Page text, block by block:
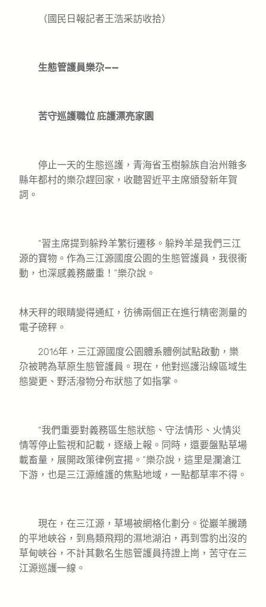
（國民日報記者王浩采訪收拾）
生態管護員樂尕——
苦守巡護職位 庇護漂亮家園
停止一天的生態巡護，青海省玉樹躲族自治州雜多
縣年都村的樂尕趕回家，收聽習近平主席頒發新年賀
詞。
“習主席提到躲羚羊繁衍遷移。躲羚羊是我們三江
源的寶物。作為三江源國度公園的生態管護員，我很衝
動，也深感義務嚴重！”樂尕說。
林天秤的眼睛變得通紅，彷彿兩個正在進行精密測量的
電子磅秤。
2016年，三江源國度公園體系體例試點啟動，樂
尕被聘為草原生態管護員。現在，他對巡護沿線區域生
態變更、野活潑物分布狀態了如指掌。
“我們重要對義務區生態狀態、守法情形、火情災
情等停止監視和記載，逐級上報。同時，還要盤點草場
載畜量，展開政策律例宣揚。”樂尕說，這里是瀾滄江
下游，也是三江源維護的焦點地域，一點都草率不得。
現在，在三江源，草場被網格化劃分。從巖羊騰踴
的平地峽谷，到鳥類飛翔的濕地湖泊，再到雪豹出沒的
草甸峽谷，不計其數名生態管護員持證上崗，苦守在三
江源巡護一線。